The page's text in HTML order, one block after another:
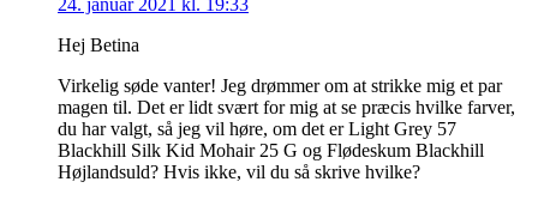
Hej Betina
Virkelig søde vanter! Jeg drømmer om at strikke mig et par
magen til. Det er lidt svært for mig at se præcis hvilke farver,
du har valgt, så jeg vil høre, om det er Light Grey 57
Blackhill Silk Kid Mohair 25 G og Flødeskum Blackhill
Højlandsuld? Hvis ikke, vil du så skrive hvilke?